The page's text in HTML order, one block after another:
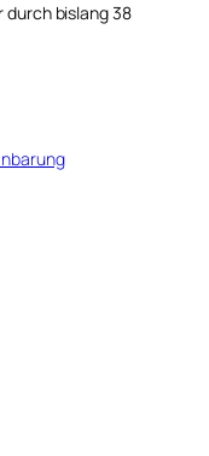
bislang 38